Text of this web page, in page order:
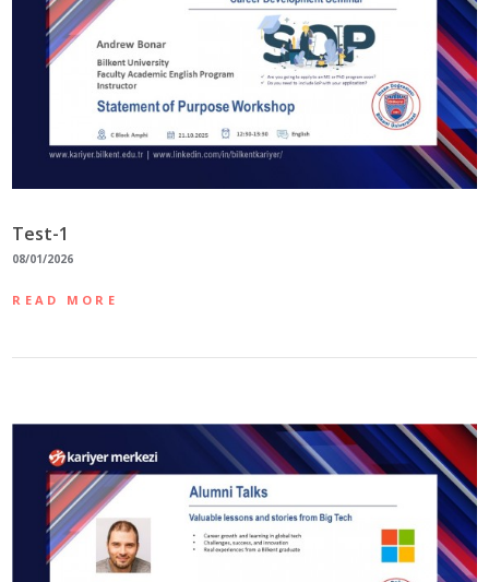
Test-1
08/01/2026
READ MORE